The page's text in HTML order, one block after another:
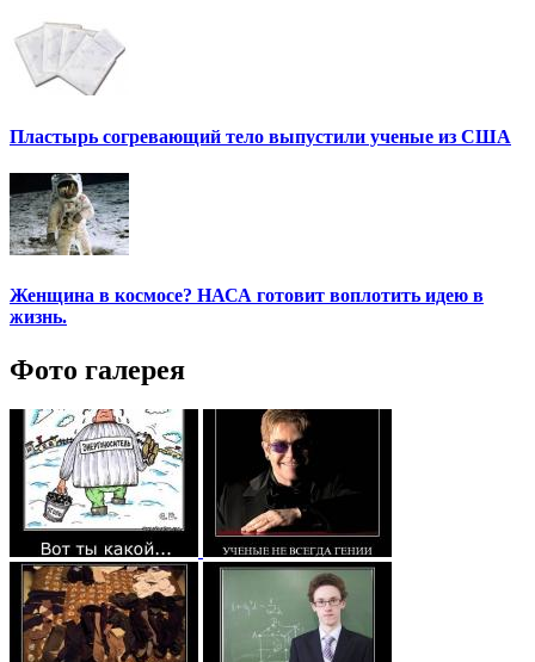
Пластырь согревающий тело выпустили ученые из США
Женщина в космосе? НАСА готовит воплотить идею в
жизнь.
Фото галерея